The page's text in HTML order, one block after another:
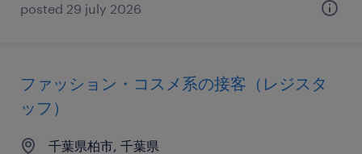
posted 29 july 2026
ファッション・コスメ系の接客（レジスタ
ッフ）
千葉県柏市, 千葉県